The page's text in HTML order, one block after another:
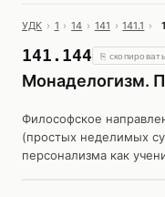
УДК › 1 › 14 › 141 › 141.1 ›
141.144 ⎘ скопировать
Монаделогизм.
Философское
(простых неделимых
персонализма как